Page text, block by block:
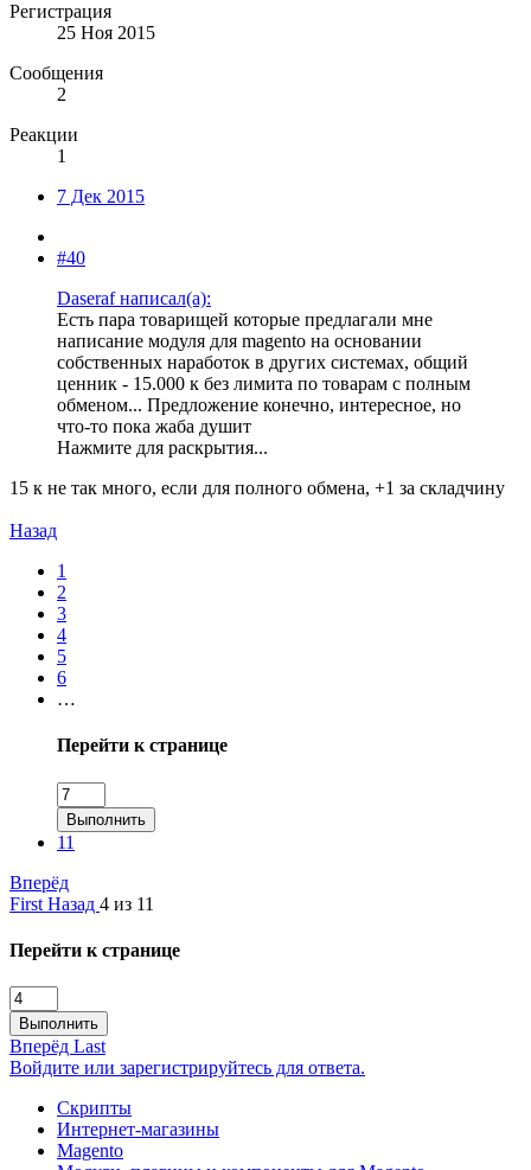
Регистрация
25 Ноя 2015
Сообщения
2
Реакции
1
7 Дек 2015
#40
Daseraf написал(а):
Есть пара товарищей которые предлагали мне
написание модуля для magento на основании
собственных наработок в других системах, общий
ценник - 15.000 к без лимита по товарам с полным
обменом... Предложение конечно, интересное, но
что-то пока жаба душит
Нажмите для раскрытия...
15 к не так много, если для полного обмена, +1 за складчину
Назад
1
2
3
4
5
6
…
Перейти к странице
Выполнить
11
Вперёд
First Назад 4 из 11
Перейти к странице
Выполнить
Вперёд Last
Войдите или зарегистрируйтесь для ответа.
Скрипты
Интернет-магазины
Magento